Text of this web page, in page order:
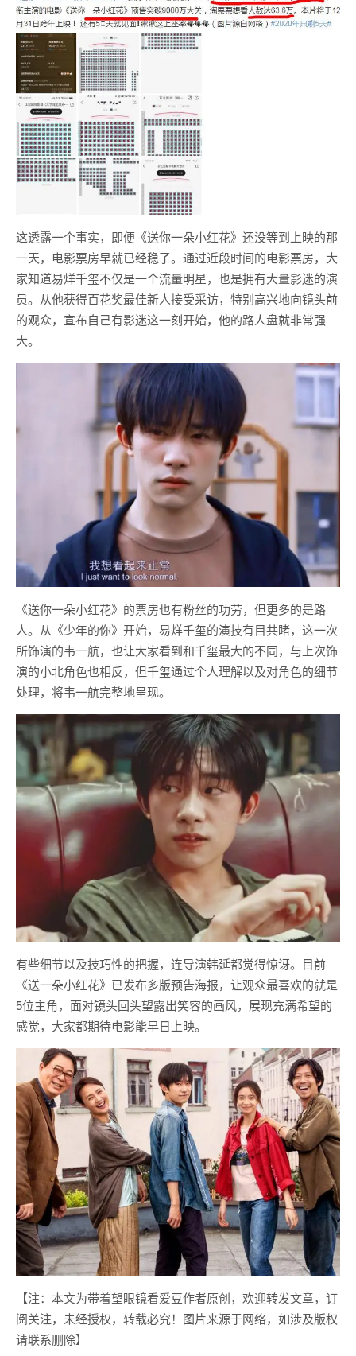
这透露一个事实，即便《送你一朵小红花》还没等到上映的那
一天，电影票房早就已经稳了。通过近段时间的电影票房，大
家知道易烊千玺不仅是一个流量明星，也是拥有大量影迷的演
员。从他获得百花奖最佳新人接受采访，特别高兴地向镜头前
的观众，宣布自己有影迷这一刻开始，他的路人盘就非常强
大。
《送你一朵小红花》的票房也有粉丝的功劳，但更多的是路
人。从《少年的你》开始，易烊千玺的演技有目共睹，这一次
所饰演的韦一航，也让大家看到和千玺最大的不同，与上次饰
演的小北角色也相反，但千玺通过个人理解以及对角色的细节
处理，将韦一航完整地呈现。
有些细节以及技巧性的把握，连导演韩延都觉得惊讶。目前
《送一朵小红花》已发布多版预告海报，让观众最喜欢的就是
5位主角，面对镜头回头望露出笑容的画风，展现充满希望的
感觉，大家都期待电影能早日上映。
【注：本文为带着望眼镜看爱豆作者原创，欢迎转发文章，订
阅关注，未经授权，转载必究！图片来源于网络，如涉及版权
请联系删除】